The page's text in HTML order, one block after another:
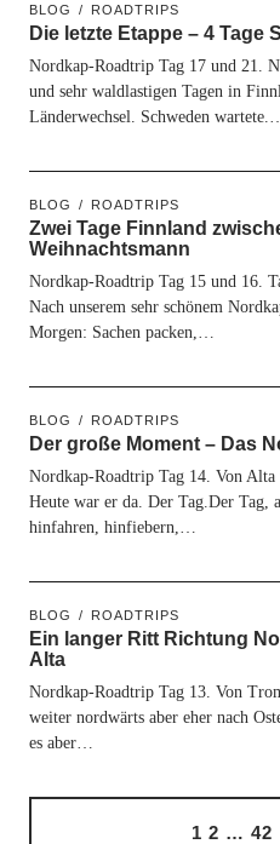
BLOG ROADTRIPS
Die letzte Etappe – 4 Tage
Nordkap-Roadtrip Tag 17 und 21.
und sehr waldlastigen Tagen in
Länderwechsel. Schweden
BLOG ROADTRIPS
Zwei Tage Finnland
Weihnachtsmann
Nordkap-Roadtrip Tag 15 und 16.
Nach unserem sehr schönem
Morgen: Sachen packen,…
BLOG ROADTRIPS
Der große Moment – Das
Nordkap-Roadtrip Tag 14. Von
Heute war er da. Der Tag.Der Tag,
hinfahren, hinfiebern,…
BLOG ROADTRIPS
Ein langer Ritt Richtung
Alta
Nordkap-Roadtrip Tag 13. Von
weiter nordwärts aber eher nach
es aber…
1 2 … 42